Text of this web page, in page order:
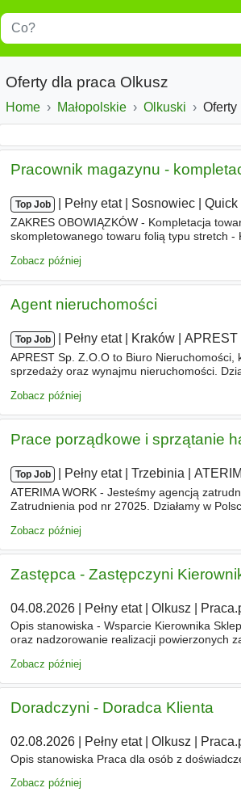
Title
Oferty dla praca Olkusz
Home Małopolskie Województwo
Olkuski Powiat
Oferty
Pracownik magazynu -
Top Job Pełny etat| Sosnowiec Quick
ZAKRES OBOWIĄZKÓW - Kompletacja
skompletowanego towaru folią typu stretch
Zobacz później
Agent nieruchomości
Top Job Pełny etat| Kraków APREST
APREST Sp. Z.O.O to Biuro Nieruchomości,
sprzedaży oraz wynajmu nieruchomości.
Zobacz później
Prace porządkowe i sprzątanie
Top Job Pełny etat| Trzebinia
ATERIMA WORK - Jesteśmy agencją
Zatrudnienia pod nr 27025. Działamy w
Zobacz później
Zastępca - Zastępczyni
04.08.2026| Pełny etat| Olkusz
Opis stanowiska - Wsparcie Kierownika
oraz nadzorowanie realizacji powierzonych
Zobacz później
Doradczyni - Doradca Klienta
02.08.2026| Pełny etat| Olkusz
Opis stanowiska Praca dla osób z
Zobacz później